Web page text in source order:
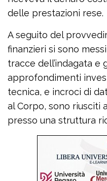
delle prestazioni rese.
A seguito del
finanzieri si sono
tracce dell’indagata e
approfondimenti
tecnica, e incroci di
al Corpo, sono riusciti
presso una struttura